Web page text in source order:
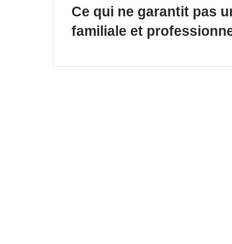
Ce qui ne garantit pas
familiale et